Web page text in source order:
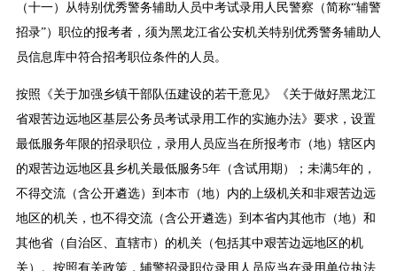
（十一）从特别优秀警务辅助人员中考试录用人民警察（简称“辅警
招录”）职位的报考者，须为黑龙江省公安机关特别优秀警务辅助人
员信息库中符合招考职位条件的人员。
按照《关于加强乡镇干部队伍建设的若干意见》《关于做好黑龙江
省艰苦边远地区基层公务员考试录用工作的实施办法》要求，设置
最低服务年限的招录职位，录用人员应当在所报考市（地）辖区内
的艰苦边远地区县乡机关最低服务5年（含试用期）；未满5年的，
不得交流（含公开遴选）到本市（地）内的上级机关和非艰苦边远
地区的机关，也不得交流（含公开遴选）到本省内其他市（地）和
其他省（自治区、直辖市）的机关（包括其中艰苦边远地区的机
关）。按照有关政策，辅警招录职位录用人员应当在录用单位执法